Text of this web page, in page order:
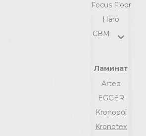
Focus Floor
Haro
СВМ
Ламинат
Arteo
EGGER
Kronopol
Kronotex